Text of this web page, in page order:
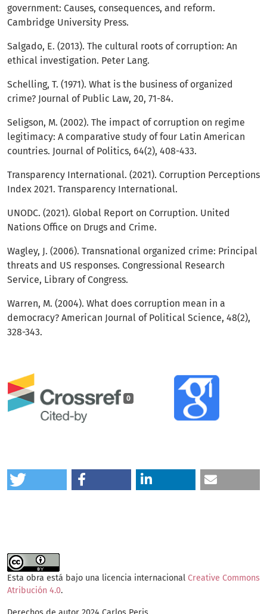
0
government: Causes, consequences, and reform.
Cambridge University Press.
Salgado, E. (2013). The cultural roots of corruption: An
ethical investigation. Peter Lang.
Schelling, T. (1971). What is the business of organized
crime? Journal of Public Law, 20, 71-84.
Seligson, M. (2002). The impact of corruption on regime
legitimacy: A comparative study of four Latin American
countries. Journal of Politics, 64(2), 408-433.
Transparency International. (2021). Corruption Perceptions
Index 2021. Transparency International.
UNODC. (2021). Global Report on Corruption. United
Nations Office on Drugs and Crime.
Wagley, J. (2006). Transnational organized crime: Principal
threats and US responses. Congressional Research
Service, Library of Congress.
Warren, M. (2004). What does corruption mean in a
democracy? American Journal of Political Science, 48(2),
328-343.
Esta obra está bajo una licencia internacional Creative Commons
Atribución 4.0.